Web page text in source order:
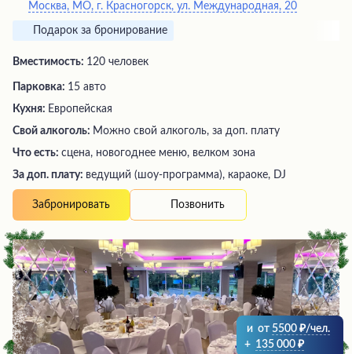
Москва, МО, г. Красногорск, ул. Международная, 20
Подарок за бронирование
Вместимость: 120 человек
Парковка: 15 авто
Кухня: Европейская
Свой алкоголь: Можно свой алкоголь, за доп. плату
Что есть: сцена, новогоднее меню, велком зона
За доп. плату: ведущий (шоу-программа), караоке, DJ
Забронировать Позвонить
и от 5500
/чел.
+ 135 000